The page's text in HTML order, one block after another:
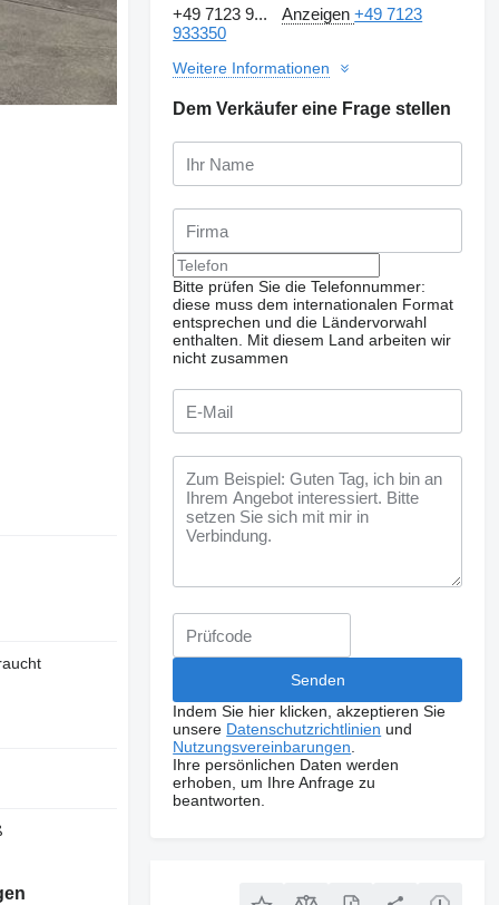
+49 7123 9...
Anzeigen+49 7123
933350
Weitere Informationen
Dem Verkäufer eine Frage stellen
Bitte prüfen Sie die Telefonnummer:
diese muss dem internationalen Format
entsprechen und die Ländervorwahl
enthalten.
Mit diesem Land arbeiten wir
nicht zusammen
Indem Sie hier klicken, akzeptieren Sie
unsere Datenschutzrichtlinien und
Nutzungsvereinbarungen
Ihre persönlichen Daten werden
erhoben, um Ihre Anfrage zu
beantworten.